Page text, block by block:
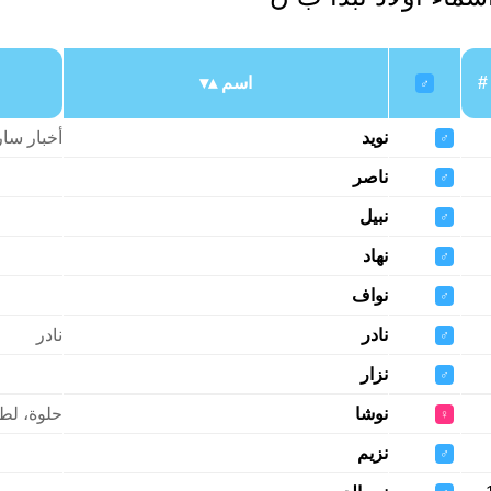
#
♂ اسم
♂ نويد أخبار
♂ ناصر
♂ نبيل
♂ نهاد
♂ نواف
♂ نادر نادر
♂ نزار
♀ نوشا حلوة،
♂ نزيم